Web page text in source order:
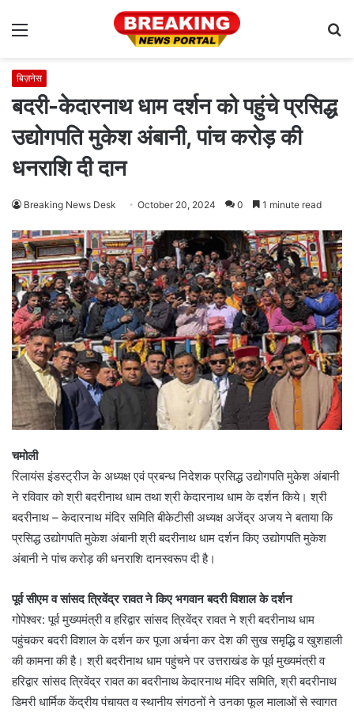
Menu
बिज़नेस
बदरी-केदारनाथ धाम दर्शन को पहुंचे प्रसिद्ध
उद्योगपति मुकेश अंबानी, पांच करोड़ की
धनराशि दी दान
Breaking News Desk October 20, 2024 0 1 minute read
चमोली
रिलायंस इंडस्ट्रीज के अध्यक्ष एवं प्रबन्ध निदेशक प्रसिद्ध उद्योगपति मुकेश अंबानी
ने रविवार को श्री बदरीनाथ धाम तथा श्री केदारनाथ धाम के दर्शन किये। श्री
बदरीनाथ – केदारनाथ मंदिर समिति बीकेटीसी अध्यक्ष अजेंद्र अजय ने बताया कि
प्रसिद्ध उद्योगपति मुकेश अंबानी श्री बदरीनाथ धाम दर्शन किए उद्योगपति मुकेश
अंबानी ने पांच करोड़ की धनराशि दानस्वरूप दी है।
पूर्व सीएम व सांसद त्रिवेंद्र रावत ने किए भगवान बदरी विशाल के दर्शन
गोपेश्वर: पूर्व मुख्यमंत्री व हरिद्वार सांसद त्रिवेंद्र रावत ने श्री बदरीनाथ धाम
पहुंचकर बदरी विशाल के दर्शन कर पूजा अर्चना कर देश की सुख समृद्धि व खुशहाली
की कामना की है। श्री बदरीनाथ धाम पहुंचने पर उत्तराखंड के पूर्व मुख्यमंत्री व
हरिद्वार सांसद त्रिवेंद्र रावत का बदरीनाथ केदारनाथ मंदिर समिति, श्री बदरीनाथ
डिमरी धार्मिक केंद्रीय पंचायत व स्थानीय संगठनों ने उनका फूल मालाओं से स्वागत